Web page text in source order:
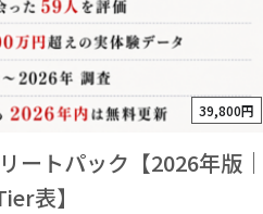
39,800円
ートパック【2026年版｜
表】